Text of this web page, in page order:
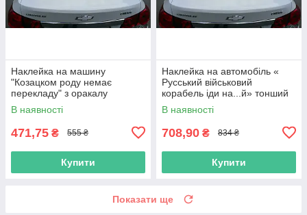
Наклейка на машину
"Козацком роду немає
перекладу" з оракалу
В наявності
471,75 ₴ 555 ₴
Купити
Наклейка на автомобіль «
Русський військовий
корабель іди на...й» тонший
корабель з оракалу
В наявності
708,90 ₴ 834 ₴
Купити
Показати ще